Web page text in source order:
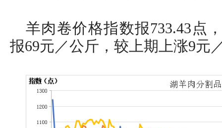
羊肉卷价格指数报733.43点
报69元／公斤，较上期上涨9元